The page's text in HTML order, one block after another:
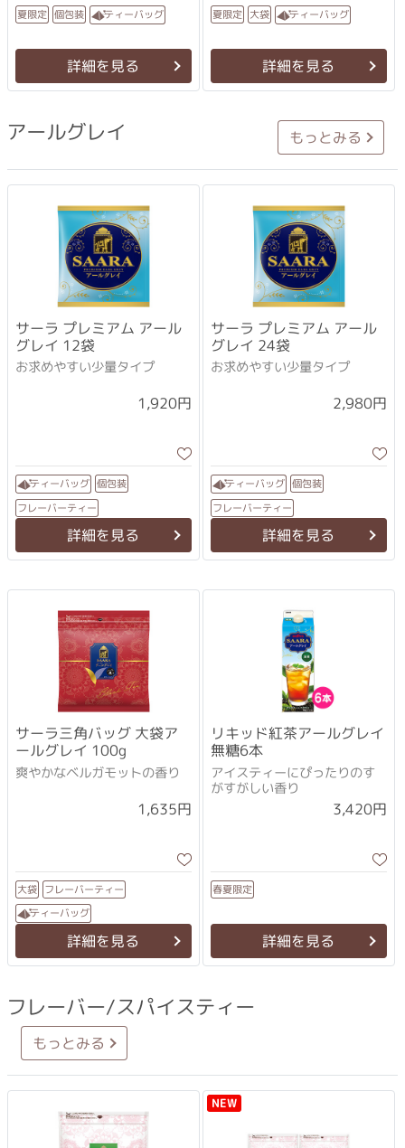
夏限定 個包装 ティーバッグ
詳細を見る
夏限定 大袋 ティーバッグ
詳細を見る
アールグレイ もっとみる
サーラ プレミアム アール
グレイ 12袋
お求めやすい少量タイプ
1,920円
ティーバッグ 個包装
フレーバーティー
詳細を見る
サーラ プレミアム アール
グレイ 24袋
お求めやすい少量タイプ
2,980円
ティーバッグ 個包装
フレーバーティー
詳細を見る
サーラ三角バッグ 大袋ア
ールグレイ 100g
爽やかなベルガモットの香り
1,635円
大袋 フレーバーティー
ティーバッグ
詳細を見る
リキッド紅茶アールグレイ
無糖6本
アイスティーにぴったりのす
がすがしい香り
3,420円
春夏限定
詳細を見る
フレーバー/スパイスティー
もっとみる
NEW